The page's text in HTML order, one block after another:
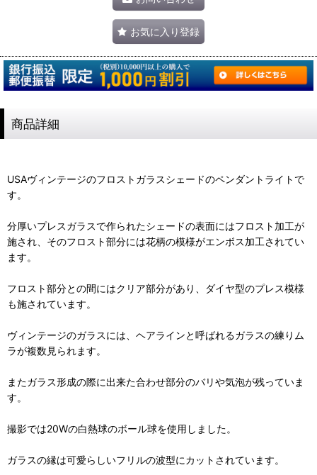
お気に入り登録
商品詳細
USAヴィンテージのフロストガラスシェードのペンダントライトで
す。
分厚いプレスガラスで作られたシェードの表面にはフロスト加工が
施され、そのフロスト部分には花柄の模様がエンボス加工されてい
ます。
フロスト部分との間にはクリア部分があり、ダイヤ型のプレス模様
も施されています。
ヴィンテージのガラスには、ヘアラインと呼ばれるガラスの練りム
ラが複数見られます。
またガラス形成の際に出来た合わせ部分のバリや気泡が残っていま
す。
撮影では20Wの白熱球のボール球を使用しました。
ガラスの縁は可愛らしいフリルの波型にカットされています。